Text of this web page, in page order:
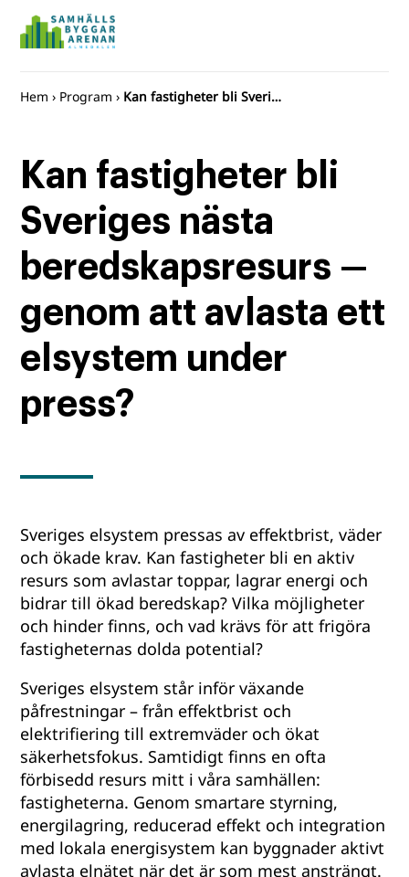
Hem › Program › Kan fastigheter bli Sveriges nästa beredskapsresurs – genom att avlasta ett elsystem under press​?
Kan fastigheter bli
Sveriges nästa
beredskapsresurs –
genom att avlasta ett
elsystem under
press​?
Sveriges elsystem pressas av effektbrist, väder
och ökade krav. Kan fastigheter bli en aktiv
resurs som avlastar toppar, lagrar energi och
bidrar till ökad beredskap? Vilka möjligheter
och hinder finns, och vad krävs för att frigöra
fastigheternas dolda potential?
Sveriges elsystem står inför växande
påfrestningar – från effektbrist och
elektrifiering till extremväder och ökat
säkerhetsfokus. Samtidigt finns en ofta
förbisedd resurs mitt i våra samhällen:
fastigheterna. Genom smartare styrning,
energilagring, reducerad effekt och integration
med lokala energisystem kan byggnader aktivt
avlasta elnätet när det är som mest ansträngt.